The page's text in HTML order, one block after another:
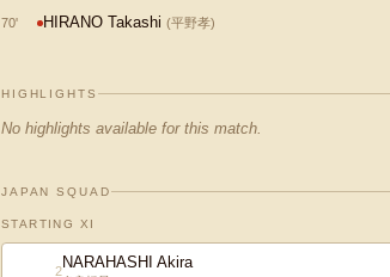
70' HIRANO Takashi (平野孝)
HIGHLIGHTS
No highlights available for this match.
JAPAN SQUAD
STARTING XI
2NARAHASHI Akira